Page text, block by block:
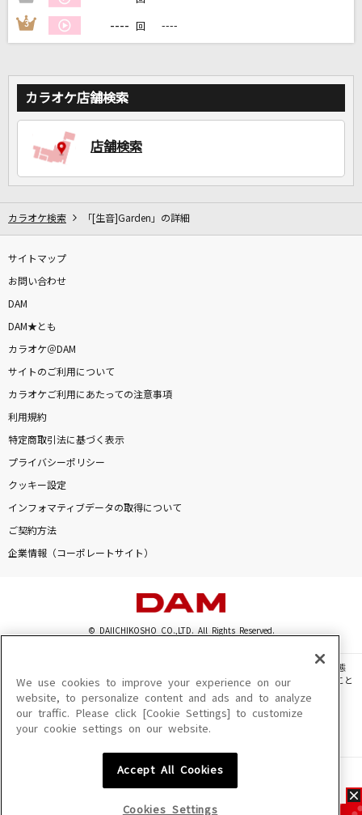
3 ---- 回 ----
カラオケ店舗検索
店舗検索
カラオケ検索 「[生音]Garden」の詳細
サイトマップ
お問い合わせ
DAM
DAM★とも
カラオケ＠DAM
サイトのご利用について
カラオケご利用にあたっての注意事項
利用規約
特定商取引法に基づく表示
プライバシーポリシー
クッキー設定
インフォマティブデータの取得について
ご契約方法
企業情報（コーポレートサイト）
© DAIICHIKOSHO CO.,LTD. All Rights Reserved.
このサイトに掲載されている一切の文章・画像・写真・動画・音声等を、手段や形態
を問わず、著作権法の定める範囲を超えて無断で複製、転載、ファイル化などすること
を禁じます。
楽曲及びコンテンツは、機種によりご利用いただけない場合があります。
楽曲及びコンテンツの配信日、配信内容が変更になる場合があります。
We use cookies to improve your experience on our
website, to personalize content and ads and to analyze
our traffic. Please click [Cookie Settings] to customize
your cookie settings on our website.
Accept All Cookies
Cookies Settings